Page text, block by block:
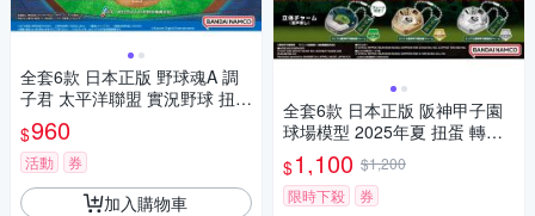
全套6款 日本正版 野球魂A 調
子君 太平洋聯盟 實況野球 扭蛋
轉蛋 排隊公仔 軟銀鷹 火腿鬥士
歐力士猛牛 BANDAI 萬代 8657
87
$960
活動 券
加入購物車
全套6款 日本正版 阪神甲子園
球場模型 2025年夏 扭蛋 轉蛋
模型 吊飾 迷你甲子園 BANDAI
萬代 836244
$1,100 $1,200
限時下殺
券